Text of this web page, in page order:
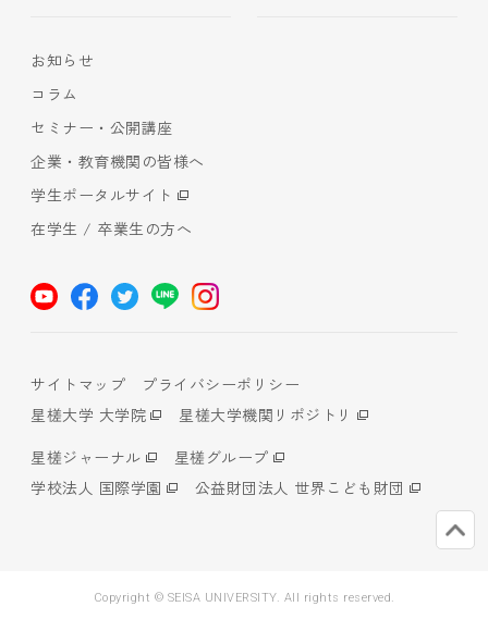
お知らせ
コラム
セミナー・公開講座
企業・教育機関の皆様へ
学生ポータルサイト
在学生 / 卒業生の方へ
サイトマップ
プライバシーポリシー
星槎大学 大学院
星槎大学機関リポジトリ
星槎ジャーナル
星槎グループ
学校法人 国際学園
公益財団法人 世界こども財団
Copyright © SEISA UNIVERSITY. All rights reserved.